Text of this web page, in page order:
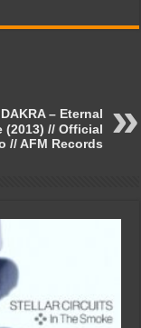
– Eternal
(2013) // Official
// AFM Records